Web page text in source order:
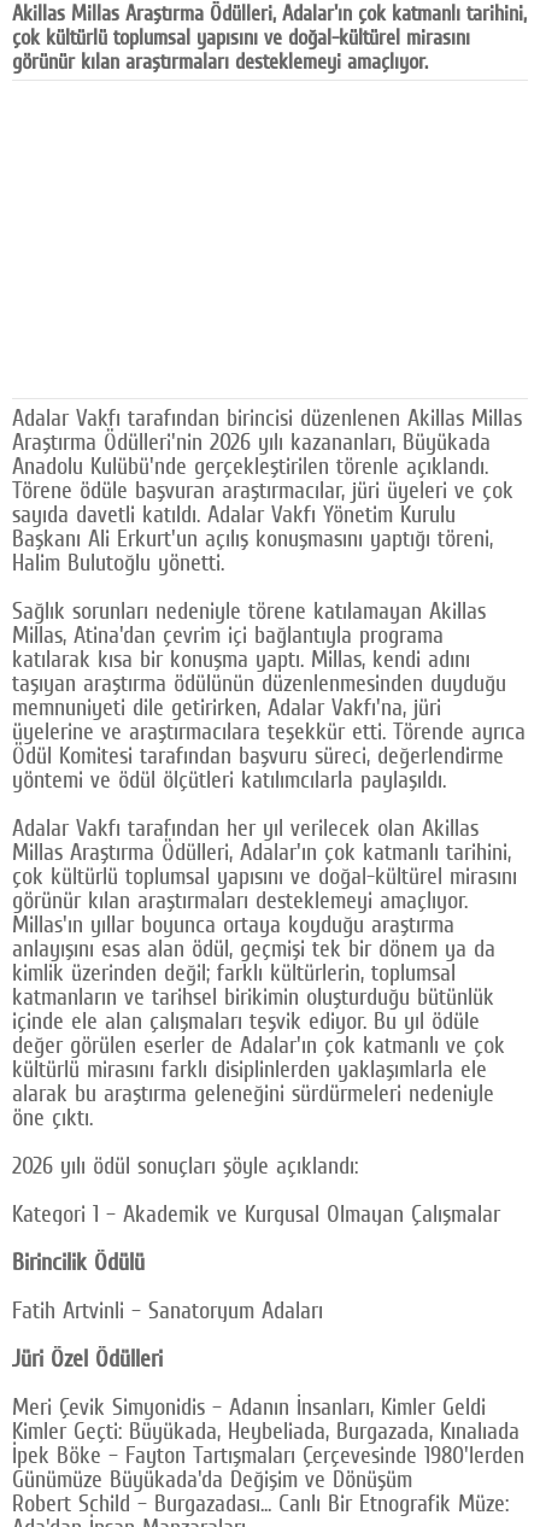
Facebook
Diziler
SOSYAL MEDYA
Facebook
Twitter
Google Plus
© 2026 TÜM HAKLARI SAKLIDIR
Akillas Millas Araştırma Ödülleri, Adalar'ın çok katmanlı tarihini,
çok kültürlü toplumsal yapısını ve doğal-kültürel mirasını
görünür kılan araştırmaları desteklemeyi amaçlıyor.
Adalar Vakfı tarafından birincisi düzenlenen Akillas Millas
Araştırma Ödülleri'nin 2026 yılı kazananları, Büyükada
Anadolu Kulübü'nde gerçekleştirilen törenle açıklandı.
Törene ödüle başvuran araştırmacılar, jüri üyeleri ve çok
sayıda davetli katıldı. Adalar Vakfı Yönetim Kurulu
Başkanı Ali Erkurt'un açılış konuşmasını yaptığı töreni,
Halim Bulutoğlu yönetti.
Sağlık sorunları nedeniyle törene katılamayan Akillas
Millas, Atina'dan çevrim içi bağlantıyla programa
katılarak kısa bir konuşma yaptı. Millas, kendi adını
taşıyan araştırma ödülünün düzenlenmesinden duyduğu
memnuniyeti dile getirirken, Adalar Vakfı'na, jüri
üyelerine ve araştırmacılara teşekkür etti. Törende ayrıca
Ödül Komitesi tarafından başvuru süreci, değerlendirme
yöntemi ve ödül ölçütleri katılımcılarla paylaşıldı.
Adalar Vakfı tarafından her yıl verilecek olan Akillas
Millas Araştırma Ödülleri, Adalar'ın çok katmanlı tarihini,
çok kültürlü toplumsal yapısını ve doğal-kültürel mirasını
görünür kılan araştırmaları desteklemeyi amaçlıyor.
Millas'ın yıllar boyunca ortaya koyduğu araştırma
anlayışını esas alan ödül, geçmişi tek bir dönem ya da
kimlik üzerinden değil; farklı kültürlerin, toplumsal
katmanların ve tarihsel birikimin oluşturduğu bütünlük
içinde ele alan çalışmaları teşvik ediyor. Bu yıl ödüle
değer görülen eserler de Adalar'ın çok katmanlı ve çok
kültürlü mirasını farklı disiplinlerden yaklaşımlarla ele
alarak bu araştırma geleneğini sürdürmeleri nedeniyle
öne çıktı.
2026 yılı ödül sonuçları şöyle açıklandı:
Kategori 1 – Akademik ve Kurgusal Olmayan Çalışmalar
Birincilik Ödülü
Fatih Artvinli – Sanatoryum Adaları
Jüri Özel Ödülleri
Meri Çevik Simyonidis – Adanın İnsanları, Kimler Geldi
Kimler Geçti: Büyükada, Heybeliada, Burgazada, Kınalıada
İpek Böke – Fayton Tartışmaları Çerçevesinde 1980'lerden
Günümüze Büyükada'da Değişim ve Dönüşüm
Robert Schild – Burgazadası... Canlı Bir Etnografik Müze: